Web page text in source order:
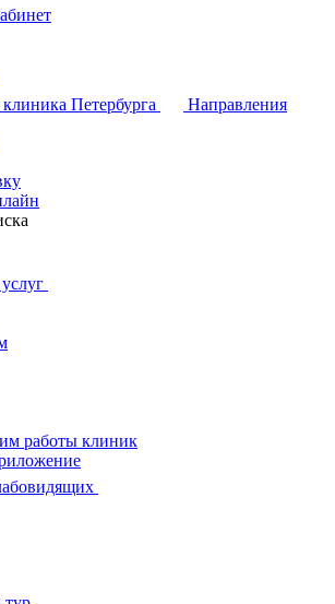
Направления
работы клиник